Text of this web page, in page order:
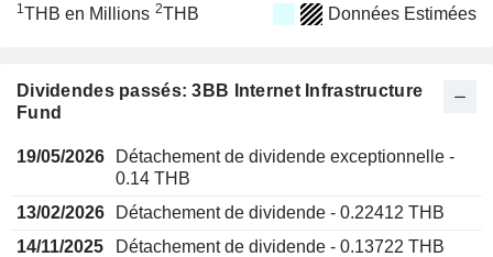
1THB en Millions 2THB Données Estimées
Dividendes passés: 3BB Internet Infrastructure
Fund
19/05/2026
Détachement de dividende exceptionnelle -
0.14 THB
13/02/2026
Détachement de dividende - 0.22412 THB
14/11/2025
Détachement de dividende - 0.13722 THB